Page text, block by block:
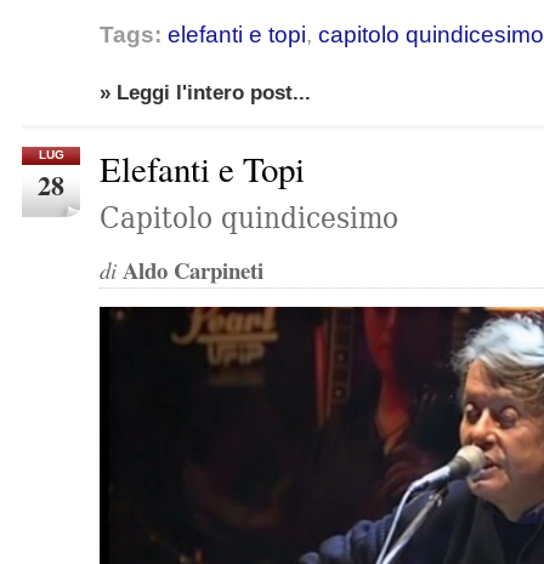
Tags: elefanti e topi, capitolo quindicesimo
» Leggi l'intero post...
LUG
28 Elefanti e Topi
Capitolo quindicesimo
di Aldo Carpineti